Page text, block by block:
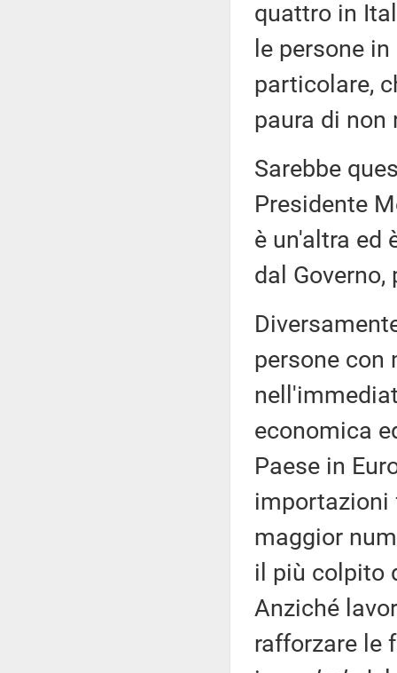
quattro in
le persone
particolare,
paura di non
Sarebbe
Presidente
è un'altra ed
dal
persone con
economica
Paese in
importazioni
maggior
il più colpito
Anziché
rafforzare le